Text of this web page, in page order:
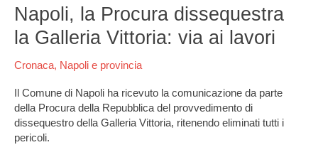
Napoli, la Procura dissequestra
la Galleria Vittoria: via ai lavori
Cronaca, Napoli e provincia
Il Comune di Napoli ha ricevuto la comunicazione da parte
della Procura della Repubblica del provvedimento di
dissequestro della Galleria Vittoria, ritenendo eliminati tutti i
pericoli.
la
Procura
dissequestra
Galleria
via
ai
lavori